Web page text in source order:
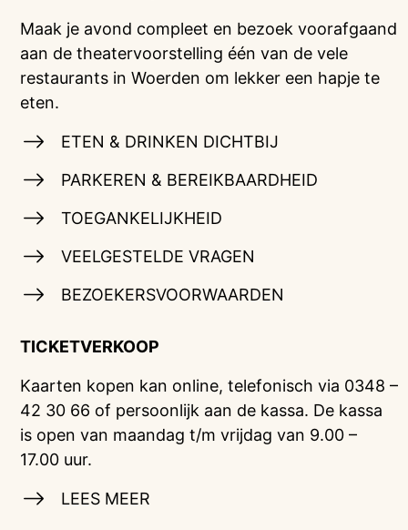
Maak je avond compleet en bezoek voorafgaand
aan de theatervoorstelling één van de vele
restaurants in Woerden om lekker een hapje te
eten.
ETEN & DRINKEN DICHTBIJ
PARKEREN & BEREIKBAARDHEID
TOEGANKELIJKHEID
VEELGESTELDE VRAGEN
BEZOEKERSVOORWAARDEN
TICKETVERKOOP
Kaarten kopen kan online, telefonisch via 0348 –
42 30 66 of persoonlijk aan de kassa. De kassa
is open van maandag t/m vrijdag van 9.00 –
17.00 uur.
LEES MEER